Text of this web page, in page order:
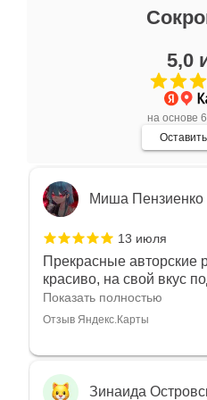
5,0
на основе
Очень большой выбор
индивидуально и
красотой! Трудно не
Отзыв Яндекс.Карты
Миша Пензиенко
13 июля
Прекрасные авторские
красиво, на свой вкус
угодно
Показать полностью
Отзыв Яндекс.Карты
Зинаида